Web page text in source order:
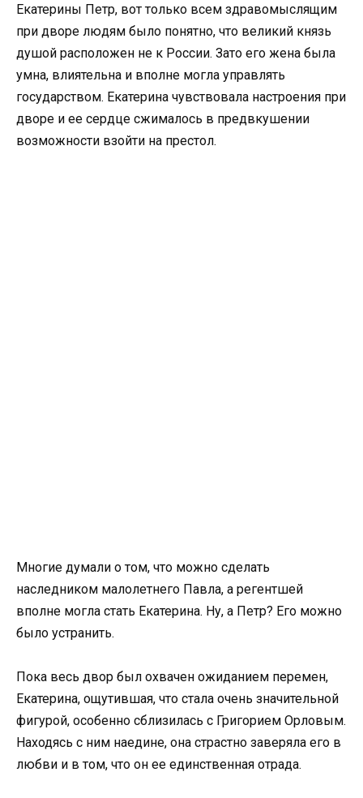
Екатерины Петр, вот только всем здравомыслящим
при дворе людям было понятно, что великий князь
душой расположен не к России. Зато его жена была
умна, влиятельна и вполне могла управлять
государством. Екатерина чувствовала настроения при
дворе и ее сердце сжималось в предвкушении
возможности взойти на престол.
Многие думали о том, что можно сделать
наследником малолетнего Павла, а регентшей
вполне могла стать Екатерина. Ну, а Петр? Его можно
было устранить.
Пока весь двор был охвачен ожиданием перемен,
Екатерина, ощутившая, что стала очень значительной
фигурой, особенно сблизилась с Григорием Орловым.
Находясь с ним наедине, она страстно заверяла его в
любви и в том, что он ее единственная отрада.